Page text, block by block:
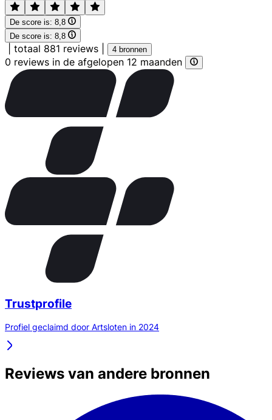
De score is: 8,8
De score is: 8,8
totaal 881 reviews 4 bronnen
0 reviews in de afgelopen 12 maanden
Trustprofile
Profiel geclaimd door Artsloten in 2024
Reviews van andere bronnen